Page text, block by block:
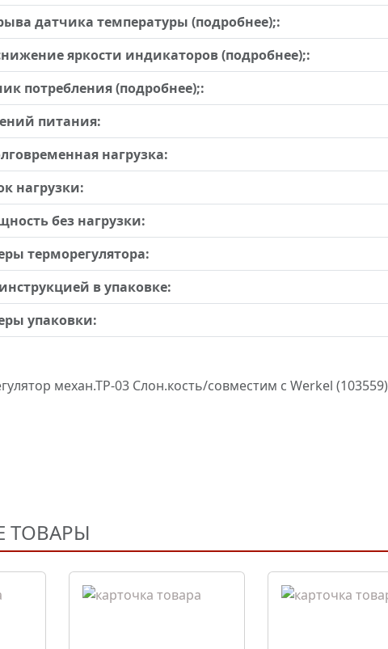
датчика температуры (подробнее);:
яркости индикаторов (подробнее);:
потребления (подробнее);:
питания:
нагрузка:
нагрузки:
без нагрузки:
терморегулятора:
в упаковке:
упаковки:
механ.ТР-03 Слон.кость/совместим с Werkel (103559)
ТОВАРЫ